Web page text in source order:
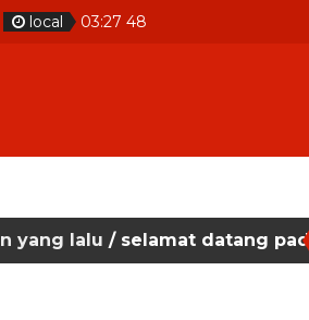
local 03:27 49
/ selamat datang pada situs